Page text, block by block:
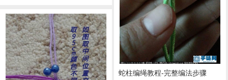
蛇柱编绳教程-完整编法步骤